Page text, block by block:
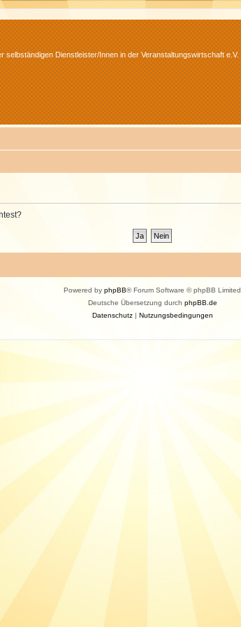
selbständigen Dienstleister/Innen in der Veranstaltungswirtschaft e.V.
Powered by phpBB® Forum Software © phpBB Limited
Deutsche Übersetzung durch phpBB.de
Datenschutz| Nutzungsbedingungen